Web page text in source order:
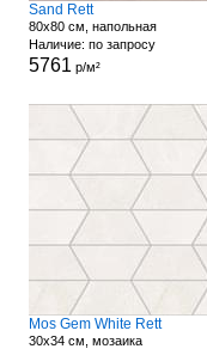
Sand Rett
80x80 см, напольная
Наличие: по запросу
5761 р/м²
Mos Gem White Rett
30x34 см, мозаика